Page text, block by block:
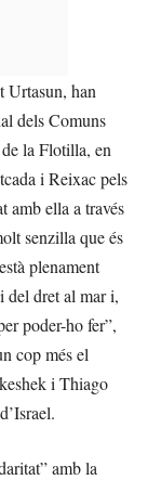
Urtasun, han
dels Comuns
la Flotilla, en
i Reixac pels
amb ella a través
senzilla que és
plenament
del dret al mar i,
poder-ho fer”,
cop més el
i Thiago
amb la